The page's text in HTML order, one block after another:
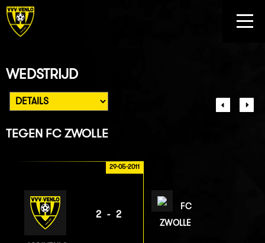
WEDSTRIJD
TEGEN FC ZWOLLE
29-05-2011
2-2
FC
ZWOLLE